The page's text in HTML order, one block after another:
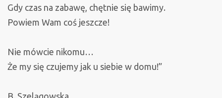
Gdy czas na zabawę, chętnie się bawimy.
Powiem Wam coś jeszcze!
Nie mówcie nikomu…
Że my się czujemy jak u siebie w domu!”
B. Szelągowska